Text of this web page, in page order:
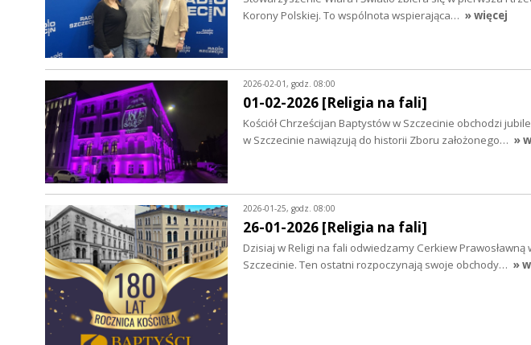
Korony Polskiej. To wspólnota wspierająca… » więcej
2026-02-01, godz. 08:00
01-02-2026 [Religia na fali]
Kościół Chrześcijan Baptystów w Szczecinie obchodzi
w Szczecinie nawiązują do historii Zboru założonego… »
2026-01-25, godz. 08:00
26-01-2026 [Religia na fali]
Dzisiaj w Religi na fali odwiedzamy Cerkiew Prawosławną
Szczecinie. Ten ostatni rozpoczynają swoje obchody… »